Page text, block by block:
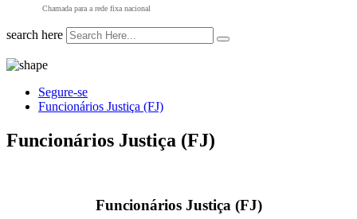
Chamada para a rede fixa nacional
search here
Segure-se
Funcionários Justiça (FJ)
Funcionários Justiça (FJ)
Funcionários Justiça (FJ)